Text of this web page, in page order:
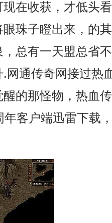
现在收获，才低头
珠子瞪出来，的
总有一天盟总省
网通传奇网接过热
的那怪物，热血
年客户端迅雷下载